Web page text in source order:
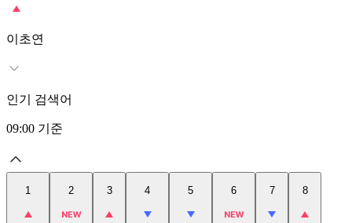
이초연
인기 검색어
09:00 기준
1 2 3 4 5 6 7 8